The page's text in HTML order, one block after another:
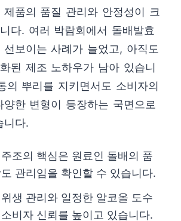
제품의 품질 관리와 안정성이 크
다. 여러 박람회에서 돌배발효
보이는 사례가 늘었고, 아직도
된 제조 노하우가 남아 있습니
의 뿌리를 지키면서도 소비자의
한 변형이 등장하는 국면으로
니다.
조의 핵심은 원료인 돌배의 품
관리임을 확인할 수 있습니다.
생 관리와 일정한 알코올 도수
비자 신뢰를 높이고 있습니다.